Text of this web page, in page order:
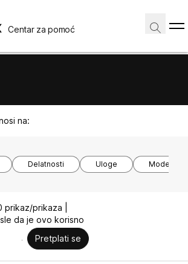
Centar za pomoć
na:
Delatnosti Uloge Modeli
prikaz/prikaza |
da je ovo korisno
Pretplati se